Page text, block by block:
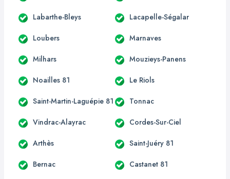
Labarthe-Bleys Lacapelle-Ségalar
Loubers Marnaves
Milhars Mouzieys-Panens
Noailles 81 Le Riols
Saint-Martin-Laguépie 81 Tonnac
Vindrac-Alayrac Cordes-Sur-Ciel
Arthès Saint-Juéry 81
Bernac Castanet 81